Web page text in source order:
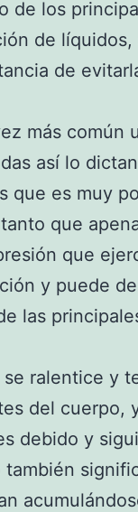
de los
de líquidos,
de
más común
así lo
que es muy
que
que
y puede
las
ralentice y
del cuerpo,
debido y